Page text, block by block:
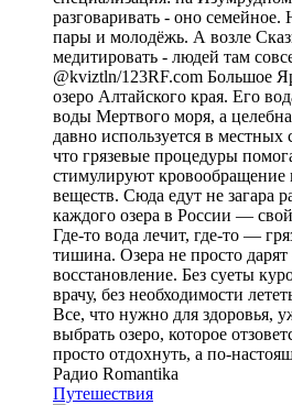
разговаривать - оно
пары и молодёжь. А возле
медитировать - людей там
@kviztln/123RF.com Большое
озеро Алтайского края. Его
воды Мертвого моря, а
давно используется в местных
что грязевые процедуры
стимулируют
веществ. Сюда едут не загара
каждого озера в России —
Где-то вода лечит, где-то —
тишина. Озера не просто дарят
восстановление. Без суеты
врачу, без необходимости
Все, что нужно для здоровья,
выбрать озеро, которое
просто отдохнуть, а по-
Радио Romantika
Путешествия